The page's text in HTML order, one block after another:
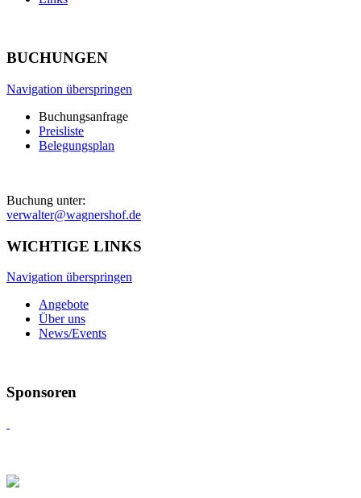
BUCHUNGEN
Navigation überspringen
Buchungsanfrage
Preisliste
Belegungsplan
Buchung unter:
verwalter@wagnershof.de
WICHTIGE LINKS
Navigation überspringen
Angebote
Über uns
News/Events
Sponsoren